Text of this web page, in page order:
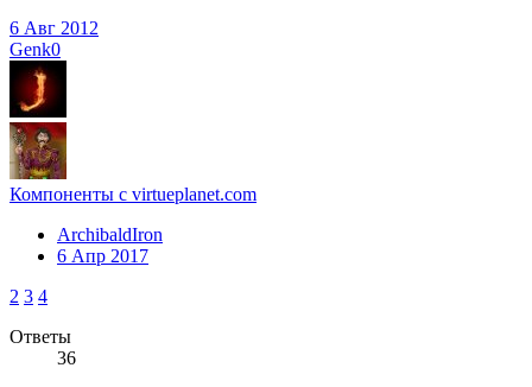
6 Авг 2012
Genk0
Компоненты с virtueplanet.com
ArchibaldIron
6 Апр 2017
2 3 4
Ответы
36